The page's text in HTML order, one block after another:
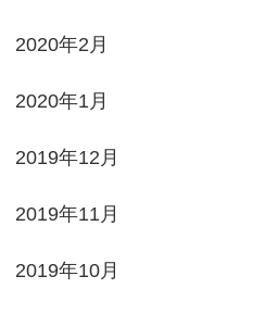
2020年2月
2020年1月
2019年12月
2019年11月
2019年10月